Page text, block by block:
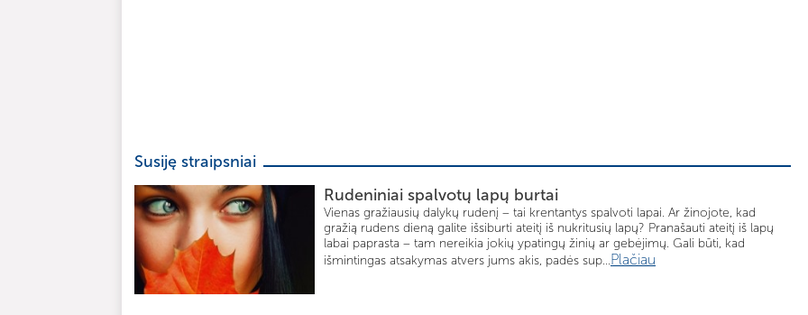
Susiję straipsniai
Rudeniniai spalvotų lapų burtai
Vienas gražiausių dalykų rudenį – tai krentantys spalvoti lapai. Ar žinojote, kad
gražią rudens dieną galite išsiburti ateitį iš nukritusių lapų? Pranašauti ateitį iš lapų
labai paprasta – tam nereikia jokių ypatingų žinių ar gebėjimų. Gali būti, kad
išmintingas atsakymas atvers jums akis, padės sup...Plačiau